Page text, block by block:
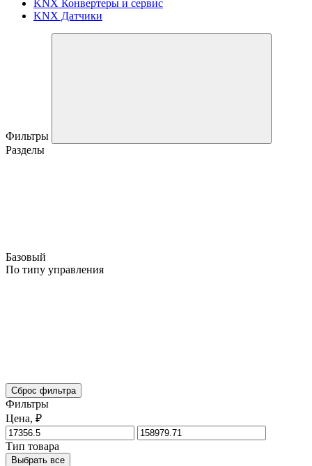
KNX Конвертеры и сервис
KNX Датчики
Фильтры
Разделы
Базовый
По типу управления
Сброс фильтра
Фильтры
Цена, ₽
Тип товара
Выбрать все